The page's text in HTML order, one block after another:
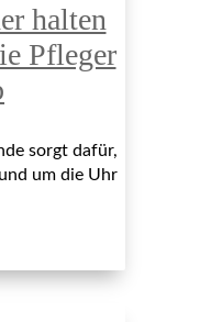
halten
Pfleger
sorgt dafür,
um die Uhr